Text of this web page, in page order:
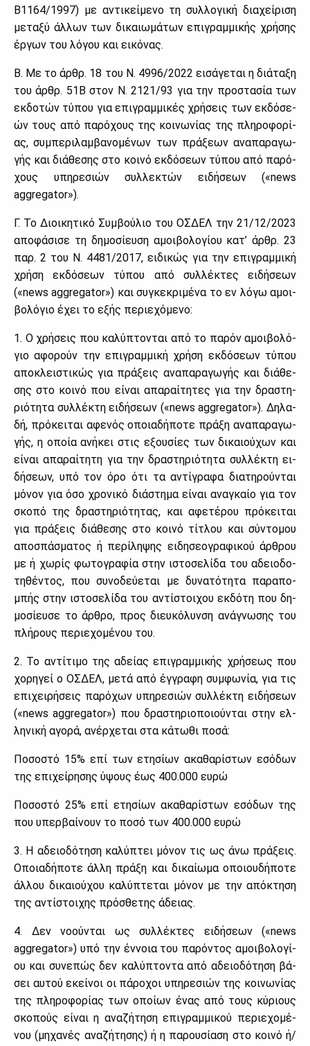
Β1164/1997) με αντι­κεί­με­νο τη συλ­λο­γι­κή δια­χεί­ρι­ση
με­τα­ξύ άλ­λων των δι­καιω­μά­των επι­γραμ­μι­κής χρή­σης
έρ­γων του λό­γου και ει­κό­νας.
Β. Με το άρ­θρ. 18 του Ν. 4996/2022 ει­σά­γε­ται η διά­τα­ξη
του άρ­θρ. 51Β στον Ν. 2121/93 για την προ­στα­σία των
εκ­δο­τών τύ­που για επι­γραμ­μι­κές χρή­σεις των εκ­δό­σε­
ών τους από πα­ρό­χους της κοι­νω­νί­ας της πλη­ρο­φο­ρί­
ας, συ­μπε­ρι­λαμ­βα­νο­μέ­νων των πρά­ξε­ων ανα­πα­ρα­γω­
γής και διά­θε­σης στο κοι­νό εκ­δό­σε­ων τύ­που από πα­ρό­
χους υπη­ρε­σιών συλ­λε­κτών ει­δή­σε­ων («news
aggregator»).
Γ. Το Διοι­κη­τι­κό Συμ­βού­λιο του ΟΣ­ΔΕΛ την 21/12/2023
απο­φά­σι­σε τη δη­μο­σί­ευ­ση αμοι­βο­λο­γί­ου κα­τ’ άρ­θρ. 23
παρ. 2 του Ν. 4481/2017, ει­δι­κώς για την επι­γραμ­μι­κή
χρή­ση εκ­δό­σε­ων τύ­που από συλ­λέ­κτες ει­δή­σε­ων
(«news aggregator») και συ­γκε­κρι­μέ­να το εν λό­γω αμοι­
βο­λό­γιο έχει το εξής πε­ριε­χό­με­νο:
1. Ο χρή­σεις που κα­λύ­πτο­νται από το πα­ρόν αμοι­βο­λό­
γιο αφο­ρούν την επι­γραμ­μι­κή χρή­ση εκ­δό­σε­ων τύ­που
απο­κλει­στι­κώς για πρά­ξεις ανα­πα­ρα­γω­γής και διά­θε­
σης στο κοι­νό που εί­ναι απα­ραί­τη­τες για την δρα­στη­
ριό­τη­τα συλ­λέ­κτη ει­δή­σε­ων («news aggregator»). Δη­λα­
δή, πρό­κει­ται αφε­νός οποια­δή­πο­τε πρά­ξη ανα­πα­ρα­γω­
γής, η οποία ανή­κει στις εξου­σί­ες των δι­καιού­χων και
εί­ναι απα­ραί­τη­τη για την δρα­στη­ριό­τη­τα συλ­λέ­κτη ει­
δή­σε­ων, υπό τον όρο ότι τα αντί­γρα­φα δια­τη­ρού­νται
μό­νον για όσο χρο­νι­κό διά­στη­μα εί­ναι ανα­γκαίο για τον
σκο­πό της δρα­στη­ριό­τη­τας, και αφε­τέ­ρου πρό­κει­ται
για πρά­ξεις διά­θε­σης στο κοι­νό τί­τλου και σύ­ντο­μου
απο­σπά­σμα­τος ή πε­ρί­λη­ψης ει­δη­σε­ο­γρα­φι­κού άρ­θρου
με ή χω­ρίς φω­το­γρα­φία στην ιστο­σε­λί­δα του αδειο­δο­
τη­θέ­ντος, που συ­νο­δεύ­ε­ται με δυ­να­τό­τη­τα πα­ρα­πο­
μπής στην ιστο­σε­λί­δα του αντί­στοι­χου εκ­δό­τη που δη­
μο­σί­ευ­σε το άρ­θρο, προς διευ­κό­λυν­ση ανά­γνω­σης του
πλή­ρους πε­ριε­χο­μέ­νου του.
2. Το αντί­τι­μο της αδεί­ας επι­γραμ­μι­κής χρή­σε­ως που
χο­ρη­γεί ο ΟΣ­ΔΕΛ, με­τά από έγ­γρα­φη συμ­φω­νία, για τις
επι­χει­ρή­σεις πα­ρό­χων υπη­ρε­σιών συλ­λέ­κτη ει­δή­σε­ων
(«news aggregator») που δρα­στη­ριο­ποιού­νται στην ελ­
λη­νι­κή αγο­ρά, ανέρ­χε­ται στα κά­τω­θι πο­σά:
Πο­σο­στό 15% επί των ετη­σί­ων ακα­θα­ρί­στων εσό­δων
της επι­χεί­ρη­σης ύψους έως 400.000 ευ­ρώ
Πο­σο­στό 25% επί ετη­σί­ων ακα­θα­ρί­στων εσό­δων της
που υπερ­βαί­νουν το πο­σό των 400.000 ευ­ρώ
3. Η αδειο­δό­τη­ση κα­λύ­πτει μό­νον τις ως άνω πρά­ξεις.
Οποια­δή­πο­τε άλ­λη πρά­ξη και δι­καί­ω­μα οποιου­δή­πο­τε
άλ­λου δι­καιού­χου κα­λύ­πτε­ται μό­νον με την από­κτη­ση
της αντί­στοι­χης πρό­σθε­της άδειας.
4. Δεν νο­ού­νται ως συλ­λέ­κτες ει­δή­σε­ων («news
aggregator») υπό την έν­νοια του πα­ρό­ντος αμοι­βο­λο­γί­
ου και συ­νε­πώς δεν κα­λύ­πτο­ντα από αδειο­δό­τη­ση βά­
σει αυ­τού εκεί­νοι οι πά­ρο­χοι υπη­ρε­σιών της κοι­νω­νί­ας
της πλη­ρο­φο­ρί­ας των οποί­ων ένας από τους κύ­ριους
σκο­πούς εί­ναι η ανα­ζή­τη­ση επι­γραμ­μι­κού πε­ριε­χο­μέ­
νου (μη­χα­νές ανα­ζή­τη­σης) ή η πα­ρου­σί­α­ση στο κοι­νό ή/